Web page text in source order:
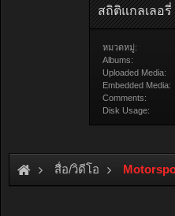
สถิติแกลเลอรี่
หมวดหมู่:
Albums:
Uploaded Media:
Embedded Media:
Comments:
Disk Usage:
สื่อ/วิดีโอ